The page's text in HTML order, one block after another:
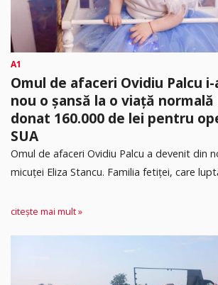
A1
Omul de afaceri Ovidiu Palcu
nou o șansă la o viață normală
donat 160.000 de lei pentru
SUA
Omul de afaceri Ovidiu Palcu a devenit din
micuței Eliza Stancu. Familia fetiței, care
citește mai mult »